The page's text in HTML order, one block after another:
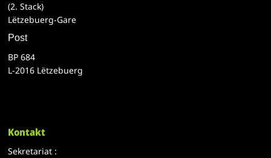
(2. Stack)
Lëtzebuerg-Gare
Post
BP 684
L-2016 Lëtzebuerg
Kontakt
Sekretariat :